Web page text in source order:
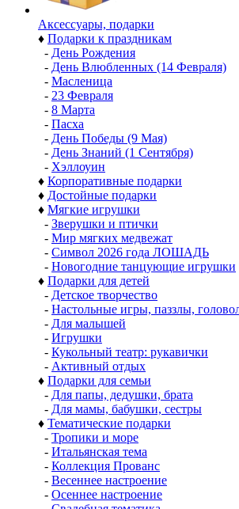
Аксессуары, подарки
♦ Подарки к праздникам
- День Рождения
- День Влюбленных (14 Февраля)
- Масленица
- 23 Февраля
- 8 Марта
- Пасха
- День Победы (9 Мая)
- День Знаний (1 Сентября)
- Хэллоуин
♦ Корпоративные подарки
♦ Достойные подарки
♦ Мягкие игрушки
- Зверушки и птички
- Мир мягких медвежат
- Символ 2026 года ЛОШАДЬ
- Новогодние танцующие игрушки
♦ Подарки для детей
- Детское творчество
- Настольные игры, паззлы,
- Для малышей
- Игрушки
- Кукольный театр: рукавички
- Активный отдых
♦ Подарки для семьи
- Для папы, дедушки, брата
- Для мамы, бабушки, сестры
♦ Тематические подарки
- Тропики и море
- Итальянская тема
- Коллекция Прованс
- Весеннее настроение
- Осеннее настроение